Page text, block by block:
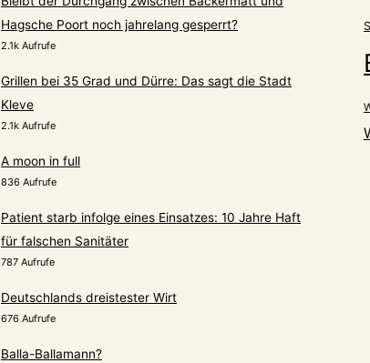
Hagsche Poort noch jahrelang gesperrt?
2.1k Aufrufe
Grillen bei 35 Grad und Dürre: Das sagt die Stadt
Kleve
2.1k Aufrufe
A moon in full
836 Aufrufe
Patient starb infolge eines Einsatzes: 10 Jahre Haft
für falschen Sanitäter
787 Aufrufe
Deutschlands dreistester Wirt
676 Aufrufe
Balla-Ballamann?